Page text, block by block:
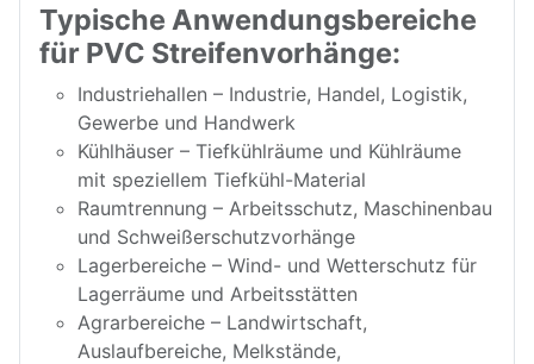
Typische Anwendungsbereiche
für PVC Streifenvorhänge:
Industriehallen – Industrie, Handel, Logistik,
Gewerbe und Handwerk
Kühlhäuser – Tiefkühlräume und Kühlräume
mit speziellem Tiefkühl-Material
Raumtrennung – Arbeitsschutz, Maschinenbau
und Schweißerschutzvorhänge
Lagerbereiche – Wind- und Wetterschutz für
Lagerräume und Arbeitsstätten
Agrarbereiche – Landwirtschaft,
Auslaufbereiche, Melkstände,